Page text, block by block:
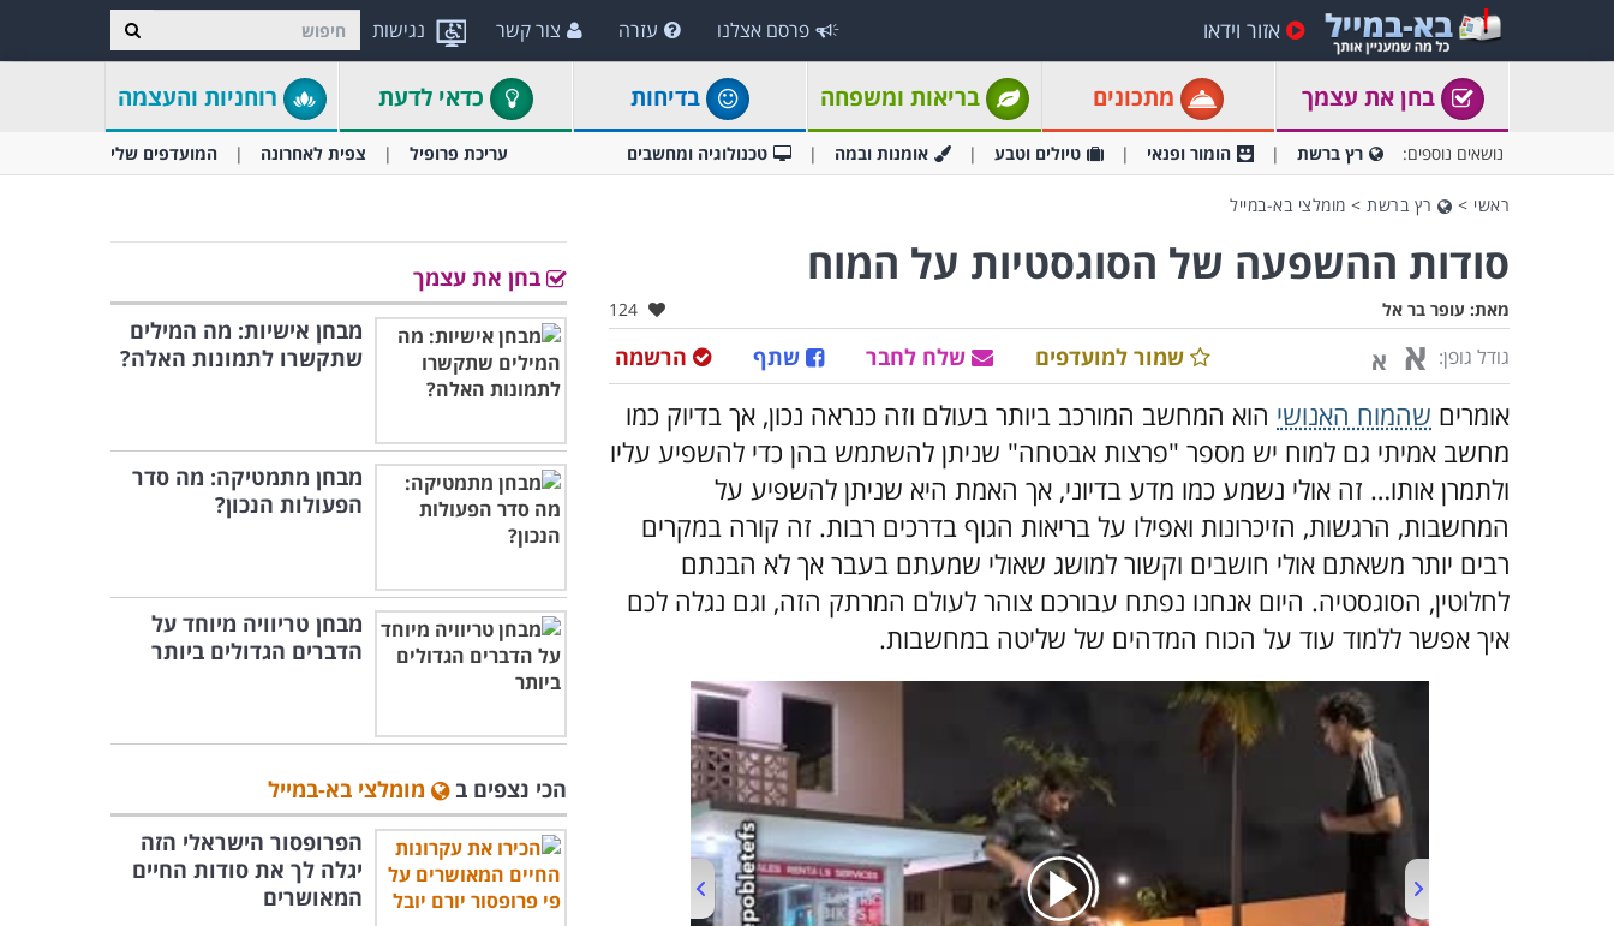
נגישות אזור וידאו פרסם אצלנו עזרה צור קשר
בחן את עצמך מתכונים בריאות ומשפחה בדיחות כדאי לדעת רוחניות והעצמה
נושאים נוספים: רץ ברשת הומור ופנאי טיולים וטבע אומנות ובמה טכנולוגיה ומחשבים עריכת פרופיל צפית לאחרונה המועדפים שלי
ראשי > רץ ברשת > מומלצי בא-במייל
סודות ההשפעה של הסוגסטיות על המוח
מאת: עופר בר אל אהבו:
124
גודל גופן: א א הרשמה שתף שלח לחבר שמור למועדפים
אומרים שהמוח האנושי הוא המחשב המורכב ביותר בעולם וזה כנראה נכון, אך בדיוק כמו
מחשב אמיתי גם למוח יש מספר "פרצות אבטחה" שניתן להשתמש בהן כדי להשפיע עליו
ולתמרן אותו… זה אולי נשמע כמו מדע בדיוני, אך האמת היא שניתן להשפיע על
המחשבות, הרגשות, הזיכרונות ואפילו על בריאות הגוף בדרכים רבות. זה קורה במקרים
רבים יותר משאתם אולי חושבים וקשור למושג שאולי שמעתם בעבר אך לא הבנתם
לחלוטין, הסוגסטיה. היום אנחנו נפתח עבורכם צוהר לעולם המרתק הזה, וגם נגלה לכם
איך אפשר ללמוד עוד על הכוח המדהים של שליטה במחשבות.
בחן את עצמך
מבחן אישיות: מה המילים
שתקשרו לתמונות האלה?
מבחן מתמטיקה: מה סדר
הפעולות הנכון?
מבחן טריוויה מיוחד על
הדברים הגדולים ביותר
הכי נצפים ב
מומלצי בא-במייל
הפרופסור הישראלי הזה
יגלה לך את סודות החיים
המאושרים